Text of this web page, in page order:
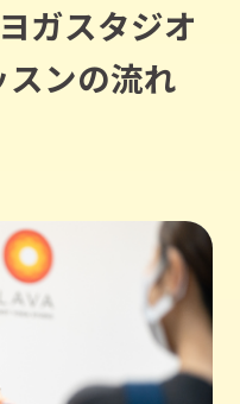
ガスタジオ
スンの流れ